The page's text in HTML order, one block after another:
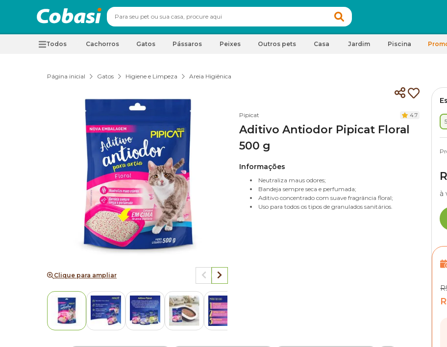
Todos Cachorros Gatos Pássaros Peixes Outros pets Casa Jardim Piscina
Página inicial Gatos Higiene e Limpeza Areia Higiênica
Clique para ampliar
Pipicat 4.7
Aditivo Antiodor Pipicat Floral
500 g
Informações
Neutraliza maus odores;
Bandeja sempre seca e perfumada;
Aditivo concentrado com suave fragrância floral;
Uso para todos os tipos de granulados sanitários.
à